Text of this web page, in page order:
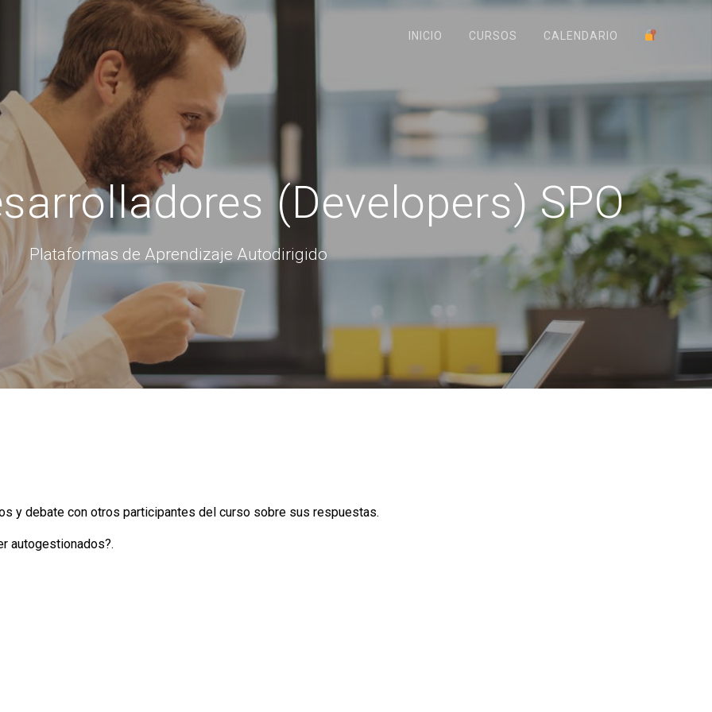
INICIO CURSOS CALENDARIO
(Developers) SPO
Plataformas de Aprendizaje Autodirigido
y debate con otros participantes del curso sobre sus respuestas.
autogestionados?.